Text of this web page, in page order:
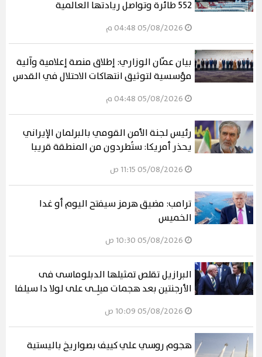
552 طائرة وتواصل ريادتها العالمية
بيان عمّان الوزاري: إطلاق منصة إعلامية وآلية
مؤسسية لتوثيق انتهاكات الاحتلال في القدس
رئيس لجنة الأمن القومي بالبرلمان الإيراني
يحذر أمريكا: ستُطردون من المنطقة قريبا
ترامب: مضيق هرمز سيفتح اليوم أو غدا
الخميس
البرازيل تقلص تمثيلها الدبلوماسى فى
الأرجنتين بعد هجمات ميلِـى على لولا دا سيلفا
هجوم روسي علي كييف بصواريخ باليستية